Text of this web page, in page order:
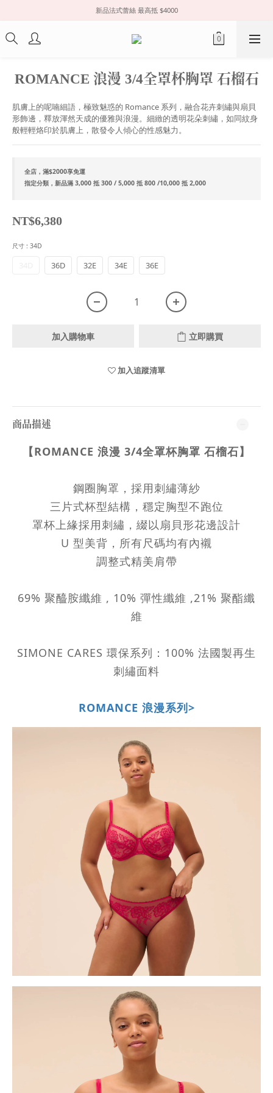
新品法式蕾絲 最高抵 $4000
ROMANCE 浪漫 3/4全罩杯胸罩 石榴石
肌膚上的呢喃細語，極致魅惑的 Romance 系列，融合花卉刺繡與扇貝
形飾邊，釋放渾然天成的優雅與浪漫。細緻的透明花朵刺繡，如同紋身
般輕輕烙印於肌膚上，散發令人傾心的性感魅力。
全店，滿$2000享免運
指定分類，新品滿 3,000 抵 300 / 5,000 抵 800 /10,000 抵 2,000
NT$6,380
尺寸 : 34D
36D 32E 34E 36E
加入購物車 立即購買
加入追蹤清單
商品描述
【ROMANCE 浪漫 3/4全罩杯胸罩 石榴石】
鋼圈胸罩，採用刺繡薄紗
三片式杯型結構，穩定胸型不跑位
罩杯上緣採用刺繡，綴以扇貝形花邊設計
U 型美背，所有尺碼均有內襯
調整式精美肩帶
69% 聚醯胺纖維 , 10% 彈性纖維 ,21% 聚酯纖
維
SIMONE CARES 環保系列：100% 法國製再生
刺繡面料
ROMANCE 浪漫系列>